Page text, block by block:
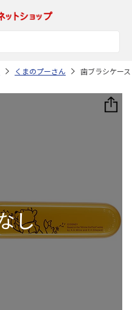
くまのプーさん 歯ブラシケー